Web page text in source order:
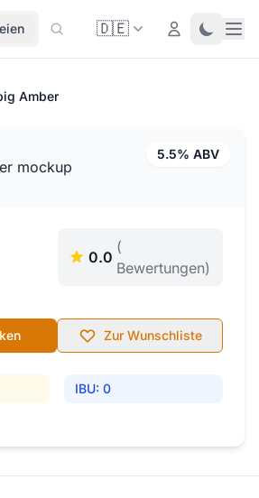
🇩🇪 Login Toggle
Amber
5.5% ABV
0.0
(
Bewertungen)
Zur Wunschliste
IBU: 0